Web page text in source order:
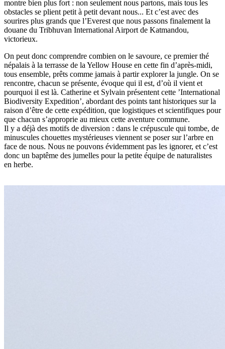
montre bien plus fort : non seulement nous partons, mais tous les
obstacles se plient petit à petit devant nous... Et c’est avec des
sourires plus grands que l’Everest que nous passons finalement la
douane du Tribhuvan International Airport de Katmandou,
victorieux.
On peut donc comprendre combien on le savoure, ce premier thé
népalais à la terrasse de la Yellow House en cette fin d’après-midi,
tous ensemble, prêts comme jamais à partir explorer la jungle. On se
rencontre, chacun se présente, évoque qui il est, d’où il vient et
pourquoi il est là. Catherine et Sylvain présentent cette ’International
Biodiversity Expedition’, abordant des points tant historiques sur la
raison d’être de cette expédition, que logistiques et scientifiques pour
que chacun s’approprie au mieux cette aventure commune.
Il y a déjà des motifs de diversion : dans le crépuscule qui tombe, de
minuscules chouettes mystérieuses viennent se poser sur l’arbre en
face de nous. Nous ne pouvons évidemment pas les ignorer, et c’est
donc un baptême des jumelles pour la petite équipe de naturalistes
en herbe.